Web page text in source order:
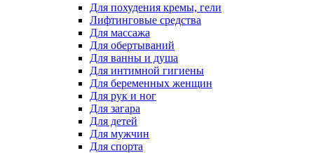
Для похудения кремы, гели
Лифтинговые средства
Для массажа
Для обертываний
Для ванны и душа
Для интимной гигиены
Для беременных женщин
Для рук и ног
Для загара
Для детей
Для мужчин
Для спорта